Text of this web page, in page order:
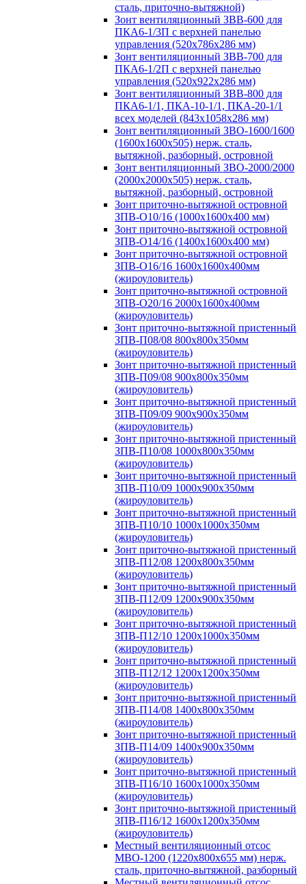
сталь, приточно-вытяжной)
Зонт вентиляционный ЗВВ-600 для
ПКА6-1/3П с верхней панелью
управления (520х786х286 мм)
Зонт вентиляционный ЗВВ-700 для
ПКА6-1/2П с верхней панелью
управления (520х922х286 мм)
Зонт вентиляционный ЗВВ-800 для
ПКА6-1/1, ПКА-10-1/1, ПКА-20-1/1
всех моделей (843х1058х286 мм)
Зонт вентиляционный ЗВО-1600/1600
(1600х1600х505) нерж. сталь,
вытяжной, разборный, островной
Зонт вентиляционный ЗВО-2000/2000
(2000х2000х505) нерж. сталь,
вытяжной, разборный, островной
Зонт приточно-вытяжной островной
ЗПВ-О10/16 (1000х1600х400 мм)
Зонт приточно-вытяжной островной
ЗПВ-О14/16 (1400х1600х400 мм)
Зонт приточно-вытяжной островной
ЗПВ-О16/16 1600х1600х400мм
(жироуловитель)
Зонт приточно-вытяжной островной
ЗПВ-О20/16 2000х1600х400мм
(жироуловитель)
Зонт приточно-вытяжной пристенный
ЗПВ-П08/08 800х800х350мм
(жироуловитель)
Зонт приточно-вытяжной пристенный
ЗПВ-П09/08 900х800х350мм
(жироуловитель)
Зонт приточно-вытяжной пристенный
ЗПВ-П09/09 900х900х350мм
(жироуловитель)
Зонт приточно-вытяжной пристенный
ЗПВ-П10/08 1000х800х350мм
(жироуловитель)
Зонт приточно-вытяжной пристенный
ЗПВ-П10/09 1000х900х350мм
(жироуловитель)
Зонт приточно-вытяжной пристенный
ЗПВ-П10/10 1000х1000х350мм
(жироуловитель)
Зонт приточно-вытяжной пристенный
ЗПВ-П12/08 1200х800х350мм
(жироуловитель)
Зонт приточно-вытяжной пристенный
ЗПВ-П12/09 1200х900х350мм
(жироуловитель)
Зонт приточно-вытяжной пристенный
ЗПВ-П12/10 1200х1000х350мм
(жироуловитель)
Зонт приточно-вытяжной пристенный
ЗПВ-П12/12 1200х1200х350мм
(жироуловитель)
Зонт приточно-вытяжной пристенный
ЗПВ-П14/08 1400х800х350мм
(жироуловитель)
Зонт приточно-вытяжной пристенный
ЗПВ-П14/09 1400х900х350мм
(жироуловитель)
Зонт приточно-вытяжной пристенный
ЗПВ-П16/10 1600х1000х350мм
(жироуловитель)
Зонт приточно-вытяжной пристенный
ЗПВ-П16/12 1600х1200х350мм
(жироуловитель)
Местный вентиляционный отсос
МВО-1200 (1220х800х655 мм) нерж.
сталь, приточно-вытяжной, разборный